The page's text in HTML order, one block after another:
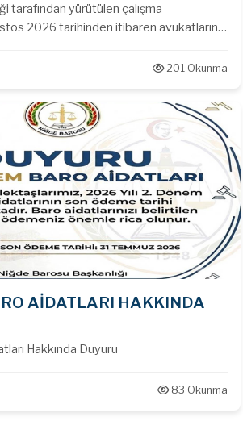
tarafından yürütülen çalışma
2026 tarihinden itibaren avukatların
Başvurular
imza ile onaylanan başvurular
İşleri Genel Müdürlüğüne
yalnızca gerekli diğer belgelerle
şahsen başvurarak işlemlerini
201 Okunma
AİDATLARI HAKKINDA
Hakkında Duyuru
83 Okunma